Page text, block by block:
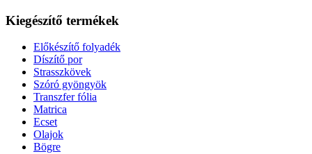
Kiegészítő termékek
Előkészítő folyadék
Díszítő por
Strasszkövek
Szóró gyöngyök
Transzfer fólia
Matrica
Ecset
Olajok
Bögre